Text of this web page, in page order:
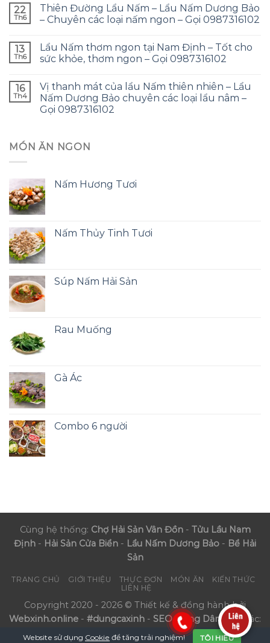
22
Th6
Thiên Đường Lẩu Nấm – Lẩu Nấm Dương Bảo
– Chuyên các loại nấm ngon – Gọi 0987316102
13
Th6
Lẩu Nấm thơm ngon tại Nam Định – Tốt cho
sức khỏe, thơm ngon – Gọi 0987316102
16
Th4
Vị thanh mát của lẩu Nấm thiên nhiên – Lẩu
Nấm Dương Bảo chuyên các loại lẩu nâm –
Gọi 0987316102
MÓN ĂN NGON
Nấm Hương Tươi
Nấm Thủy Tinh Tươi
Súp Nấm Hải Sản
Rau Muống
Gà Ác
Combo 6 người
Cùng hệ thống: Chợ Hải Sản Vân Đồn- Tửu Lầu Nam
Định - Hải Sản Cửa Biển - Lẩu Nấm Dương Bảo - Bể Hải
Sản
TRANG CHỦ GIỚI THIỆU THỰC ĐƠN MÓN ĂN
KIẾN THỨC
LIÊN HỆ
Copyright 2020 - 2026 © Thiết kế & đồng hành bởi
Webxinh.online - #dungcaxinh - SEO Nông Dân- Đối tác:
Phúc Mãn Lầu
Website sử dụng Cookie để tăng trải nghiệm! TÔI HIỂU